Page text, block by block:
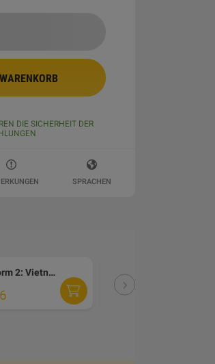
DIE SICHERHEIT DER
SPRACHEN
Rising Storm 2: Vietnam - Green Army Men DLC PC Steam Altergift